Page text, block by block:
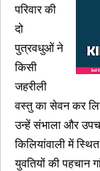
परिवार की
दो
पुत्रवधुओं ने
किसी
जहरीली
वस्तु का सेवन कर
उन्हें संभाला और
किलियांवाली में
युवतियों की पहचान